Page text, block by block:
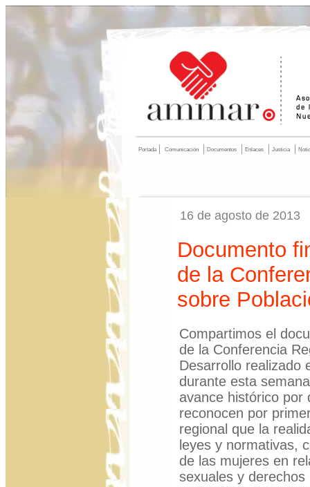
Portada Comunicación Documentos Enlaces Justicia
16 de agosto de 2013
Documento
de la
sobre
Compartimos el
de la Conferencia
Desarrollo realizado
durante esta
avance histórico por
reconocen por
regional que la
leyes y normativas,
de las mujeres en
sexuales y